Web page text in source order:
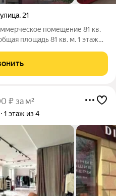
, 21
помещение 81 кв.
площадь 81 кв. м. 1 этаж
размещения рекламы
₽ за м²
1 этаж из 4